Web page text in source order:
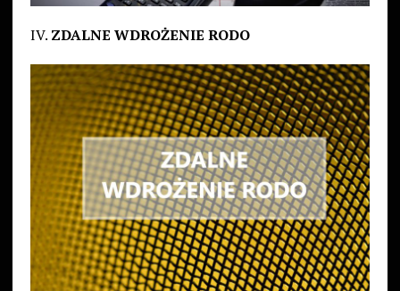
IV. ZDALNE WDROŻENIE RODO